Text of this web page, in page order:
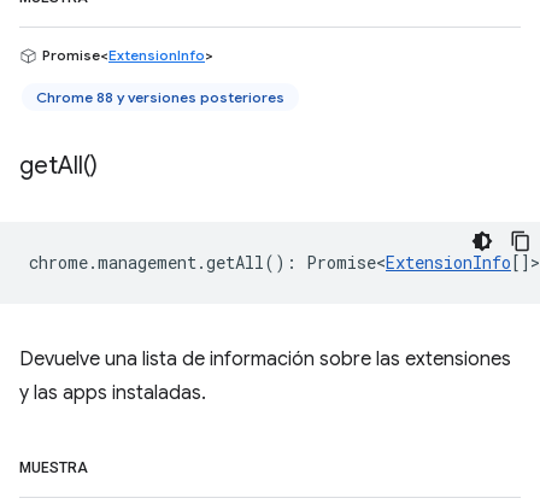
Promise<ExtensionInfo>
Chrome 88 y versiones posteriores
getAll()
chrome.management.getAll() : Promise<ExtensionInfo[] >
Devuelve una lista de información sobre las extensiones
y las apps instaladas.
MUESTRA